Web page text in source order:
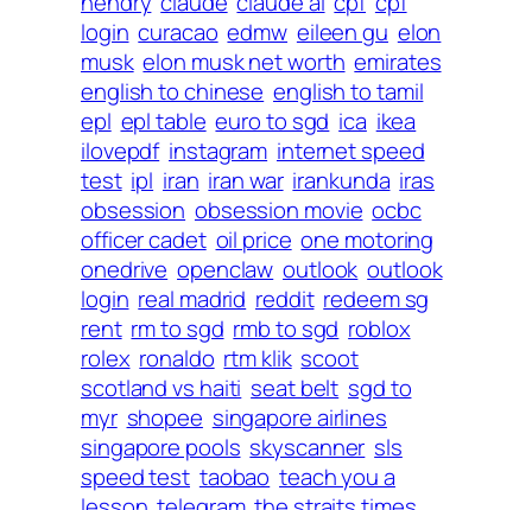
login curacao edmw eileen gu elon
musk elon musk net worth emirates
english to chinese english to tamil
epl epl table euro to sgd ica ikea
ilovepdf instagram internet speed
test ipl iran iran war irankunda iras
obsession obsession movie ocbc
officer cadet oil price one motoring
onedrive openclaw outlook outlook
login real madrid reddit redeem sg
rent rm to sgd rmb to sgd roblox
rolex ronaldo rtm klik scoot
scotland vs haiti seat belt sgd to
myr shopee singapore airlines
singapore pools skyscanner sls
speed test taobao teach you a